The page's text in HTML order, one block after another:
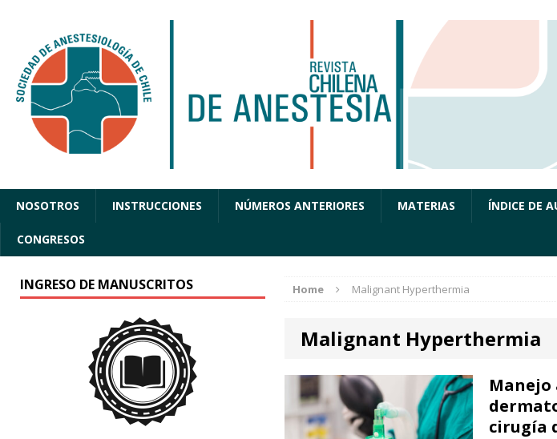
NOSOTROS INSTRUCCIONES NÚMEROS ANTERIORES MATERIAS ÍNDICE DE
CONGRESOS
Home Malignant Hyperthermia
Malignant Hyperthermia
Manejo
cirugía
INGRESO DE MANUSCRITOS